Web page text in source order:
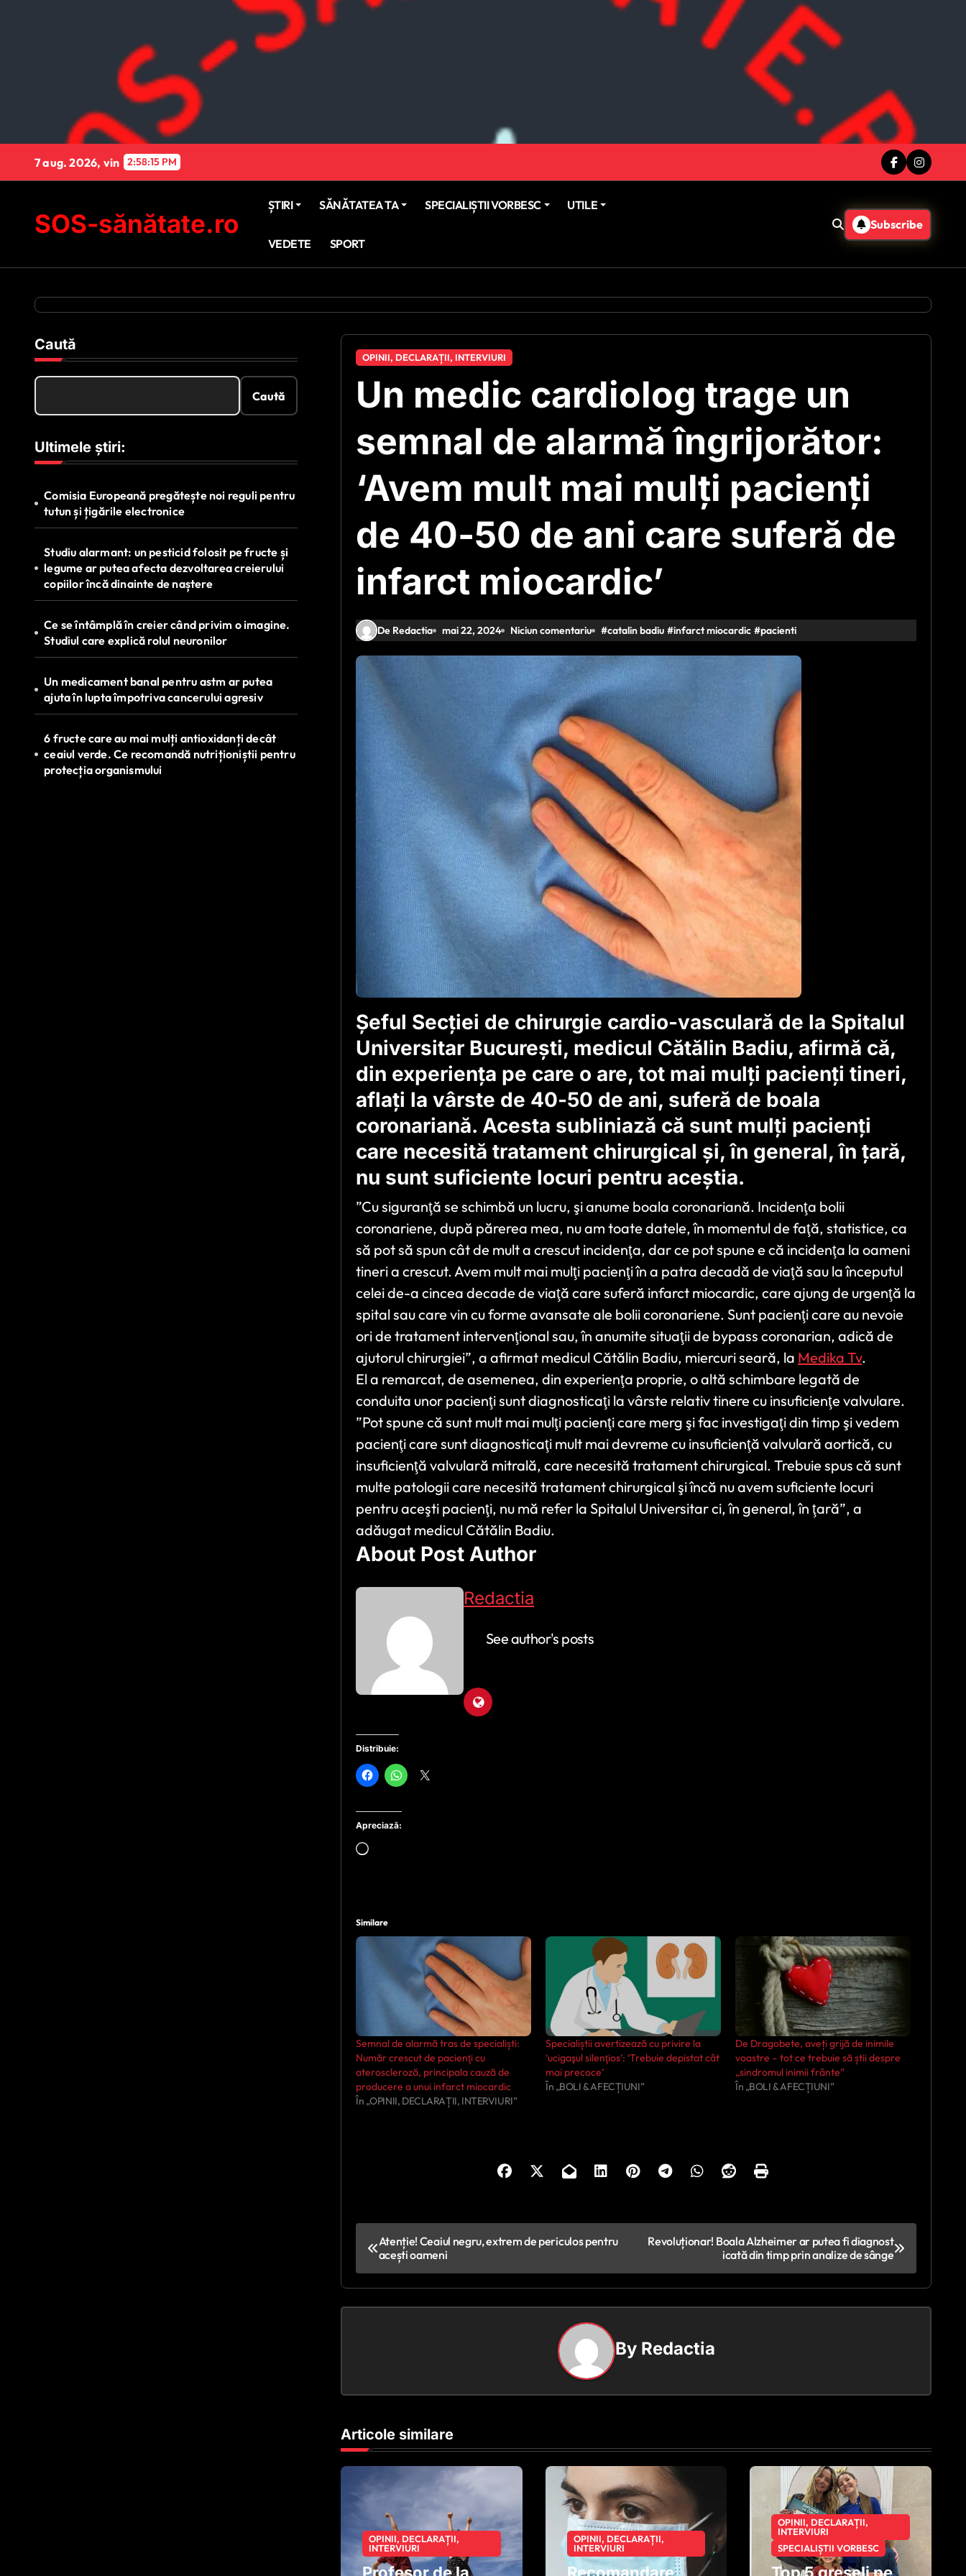
7 aug. 2026, vin 2:58:16 PM
SOS-sănătate.ro
ȘTIRI SĂNĂTATEA TA SPECIALIȘTII VORBESC UTILE
VEDETE SPORT
Subscribe
Caută
Caută
Ultimele știri:
Comisia Europeană pregătește noi reguli pentru
tutun și țigările electronice
Studiu alarmant: un pesticid folosit pe fructe și
legume ar putea afecta dezvoltarea creierului
copiilor încă dinainte de naștere
Ce se întâmplă în creier când privim o imagine.
Studiul care explică rolul neuronilor
Un medicament banal pentru astm ar putea
ajuta în lupta împotriva cancerului agresiv
6 fructe care au mai mulți antioxidanți decât
ceaiul verde. Ce recomandă nutriționiștii pentru
protecția organismului
OPINII, DECLARAȚII, INTERVIURI
Un medic cardiolog trage un
semnal de alarmă îngrijorător:
‘Avem mult mai mulţi pacienţi
de 40-50 de ani care suferă de
infarct miocardic’
De Redactia mai 22, 2024 Niciun comentariu #catalin badiu #infarct miocardic #pacienti
Şeful Secţiei de chirurgie cardio-vasculară de la Spitalul
Universitar Bucureşti, medicul Cătălin Badiu, afirmă că,
din experienţa pe care o are, tot mai mulţi pacienţi tineri,
aflaţi la vârste de 40-50 de ani, suferă de boala
coronariană. Acesta subliniază că sunt mulţi pacienţi
care necesită tratament chirurgical şi, în general, în ţară,
nu sunt suficiente locuri pentru aceştia.
”Cu siguranţă se schimbă un lucru, şi anume boala coronariană. Incidenţa bolii
coronariene, după părerea mea, nu am toate datele, în momentul de faţă, statistice, ca
să pot să spun cât de mult a crescut incidenţa, dar ce pot spune e că incidenţa la oameni
tineri a crescut. Avem mult mai mulţi pacienţi în a patra decadă de viaţă sau la începutul
celei de-a cincea decade de viaţă care suferă infarct miocardic, care ajung de urgenţă la
spital sau care vin cu forme avansate ale bolii coronariene. Sunt pacienţi care au nevoie
ori de tratament intervenţional sau, în anumite situaţii de bypass coronarian, adică de
ajutorul chirurgiei”, a afirmat medicul Cătălin Badiu, miercuri seară, la Medika Tv.
El a remarcat, de asemenea, din experienţa proprie, o altă schimbare legată de
conduita unor pacienţi sunt diagnosticaţi la vârste relativ tinere cu insuficienţe valvulare.
”Pot spune că sunt mult mai mulţi pacienţi care merg şi fac investigaţi din timp şi vedem
pacienţi care sunt diagnosticaţi mult mai devreme cu insuficienţă valvulară aortică, cu
insuficienţă valvulară mitrală, care necesită tratament chirurgical. Trebuie spus că sunt
multe patologii care necesită tratament chirurgical şi încă nu avem suficiente locuri
pentru aceşti pacienţi, nu mă refer la Spitalul Universitar ci, în general, în ţară”, a
adăugat medicul Cătălin Badiu.
About Post Author
Redactia
See author's posts
Distribuie:
Apreciază:
Încarc...
Similare
Semnal de alarmă tras de specialiști:
Număr crescut de pacienţi cu
ateroscleroză, principala cauză de
producere a unui infarct miocardic
În „OPINII, DECLARAȚII, INTERVIURI”
Specialiștii avertizează cu privire la
‘ucigaşul silenţios’: ‘Trebuie depistat cât
mai precoce’
În „BOLI & AFECȚIUNI”
De Dragobete, aveți grijă de inimile
voastre – tot ce trebuie să știi despre
„sindromul inimii frânte”
În „BOLI & AFECȚIUNI”
N
a
v
e
î
n
a
r
Atenție! Ceaiul negru, extrem de periculos pentru
acești oameni
Revoluționar! Boala Alzheimer ar putea fi diagnost
icată din timp prin analize de sânge
By Redactia
Articole similare
OPINII, DECLARAȚII,
INTERVIURI
OPINII, DECLARAȚII,
INTERVIURI
OPINII, DECLARAȚII,
INTERVIURI
SPECIALIȘTII VORBESC